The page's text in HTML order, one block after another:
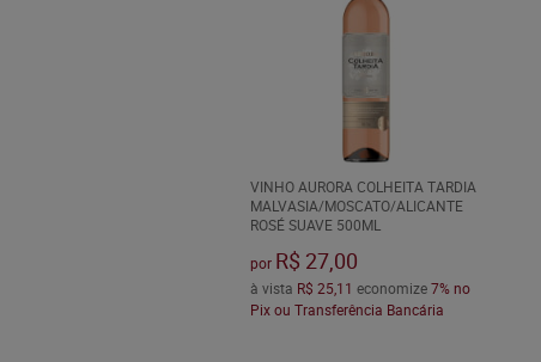
VINHO AURORA COLHEITA TARDIA
MALVASIA/MOSCATO/ALICANTE
ROSÉ SUAVE 500ML
por R$ 27,00
à vista R$ 25,11 economize7% no
Pix ou Transferência Bancária